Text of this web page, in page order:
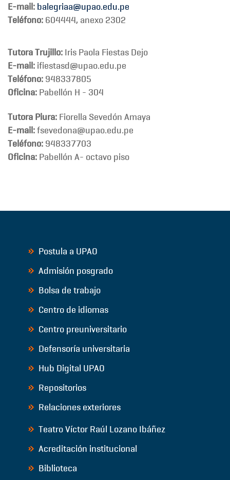
E-mail: balegriaa@upao.edu.pe
Teléfono: 604444, anexo 2302
Tutora Trujillo: Iris Paola Fiestas Dejo
E-mail: ifiestasd@upao.edu.pe
Teléfono: 948337805
Oficina: Pabellón H - 304
Tutora Piura: Fiorella Sevedón Amaya
E-mail:fsevedona@upao.edu.pe
Teléfono: 948337703
Oficina: Pabellón A- octavo piso
Postula a UPAO
Admisión posgrado
Bolsa de trabajo
Centro de idiomas
Centro preuniversitario
Defensoría universitaria
Hub Digital UPAO
Repositorios
Relaciones exteriores
Teatro Víctor Raúl Lozano Ibáñez
Acreditación institucional
Biblioteca